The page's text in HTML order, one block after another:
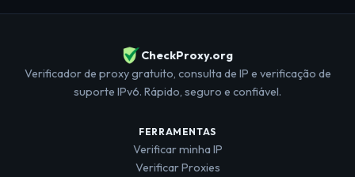
CheckProxy.org
Verificador de proxy gratuito, consulta de IP e verificação de
suporte IPv6. Rápido, seguro e confiável.
FERRAMENTAS
Verificar minha IP
Verificar Proxies